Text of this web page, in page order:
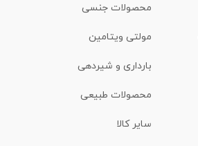
محصولات جنسی
مولتی ویتامین
بارداری و شیردهی
محصولات طبیعی
سایر کالا